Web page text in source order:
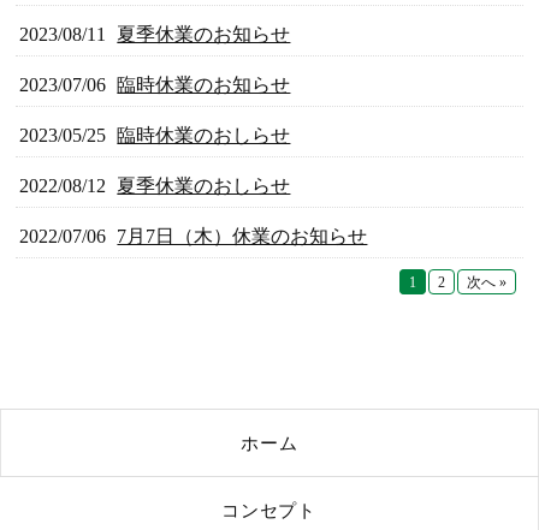
2023/08/11 夏季休業のお知らせ
2023/07/06 臨時休業のお知らせ
2023/05/25 臨時休業のおしらせ
2022/08/12 夏季休業のおしらせ
2022/07/06 7月7日（木）休業のお知らせ
1 2 次へ »
ホーム
コンセプト